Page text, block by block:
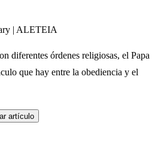
| ALETEIA
diferentes órdenes religiosas, el Papa
que hay entre la obediencia y el
artículo